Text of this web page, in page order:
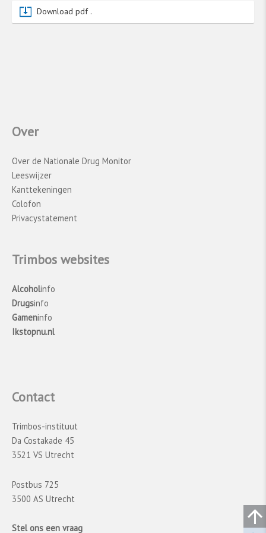
Download pdf .
gegevens worden aangeleverd door lidstaten,
onderzoek dat door de afzonderlijke landen
zelf is gedaan.
Over
Over de Nationale Drug Monitor
Leeswijzer
Kanttekeningen
Colofon
Privacystatement
Trimbos websites
Alcoholinfo
Drugsinfo
Gameninfo
Ikstopnu.nl
Contact
Trimbos-instituut
Da Costakade 45
3521 VS Utrecht
Postbus 725
3500 AS Utrecht
Stel ons een vraag